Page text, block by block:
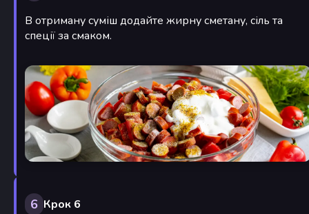
В отриману суміш додайте жирну сметану, сіль та
спеції за смаком.
6 Крок 6